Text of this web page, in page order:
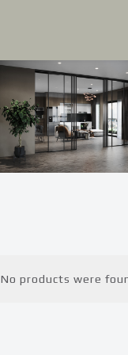
No products were